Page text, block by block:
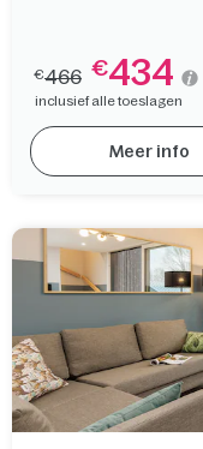
€466 €434
inclusief alle toeslagen
Meer info